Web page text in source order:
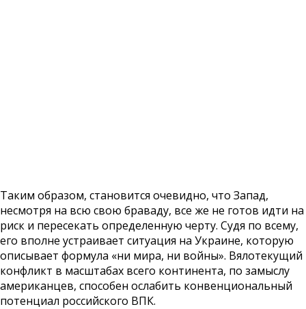
Таким образом, становится очевидно, что Запад,
несмотря на всю свою браваду, все же не готов идти на
риск и пересекать определенную черту. Судя по всему,
его вполне устраивает ситуация на Украине, которую
описывает формула «ни мира, ни войны». Вялотекущий
конфликт в масштабах всего континента, по замыслу
американцев, способен ослабить конвенциональный
потенциал российского ВПК.